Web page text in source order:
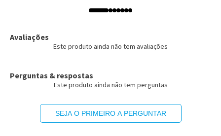
Avaliações
Este produto ainda não tem avaliações
Perguntas & respostas
Este produto ainda não tem perguntas
SEJA O PRIMEIRO A PERGUNTAR